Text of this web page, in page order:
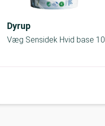
Dyrup
Væg Sensidek Hvid base 10